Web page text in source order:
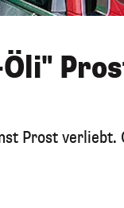
Prost verliebt.